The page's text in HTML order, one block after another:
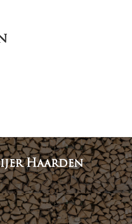
Haarden